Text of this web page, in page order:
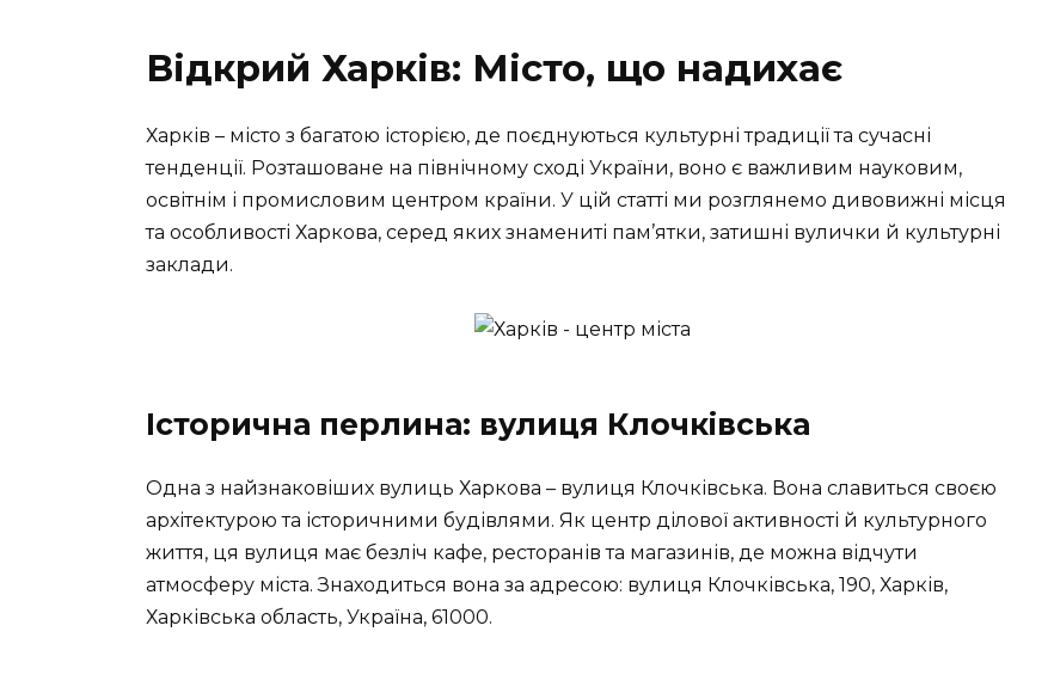
Відкрий Харків: Місто, що надихає
Харків – місто з багатою історією, де поєднуються культурні традиції та сучасні
тенденції. Розташоване на північному сході України, воно є важливим науковим,
освітнім і промисловим центром країни. У цій статті ми розглянемо дивовижні місця
та особливості Харкова, серед яких знамениті пам’ятки, затишні вулички й культурні
заклади.
Історична перлина: вулиця Клочківська
Одна з найзнаковіших вулиць Харкова – вулиця Клочківська. Вона славиться своєю
архітектурою та історичними будівлями. Як центр ділової активності й культурного
життя, ця вулиця має безліч кафе, ресторанів та магазинів, де можна відчути
атмосферу міста. Знаходиться вона за адресою: вулиця Клочківська, 190, Харків,
Харківська область, Україна, 61000.